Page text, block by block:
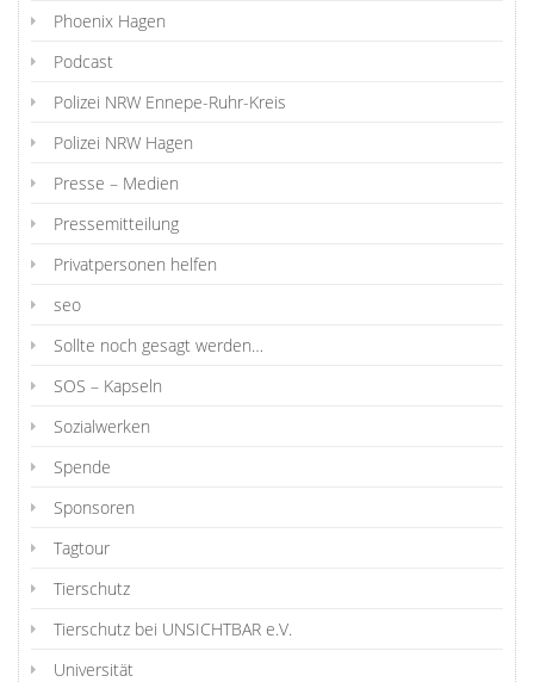
Phoenix Hagen
Podcast
Polizei NRW Ennepe-Ruhr-Kreis
Polizei NRW Hagen
Presse – Medien
Pressemitteilung
Privatpersonen helfen
seo
Sollte noch gesagt werden…
SOS – Kapseln
Sozialwerken
Spende
Sponsoren
Tagtour
Tierschutz
Tierschutz bei UNSICHTBAR e.V.
Universität